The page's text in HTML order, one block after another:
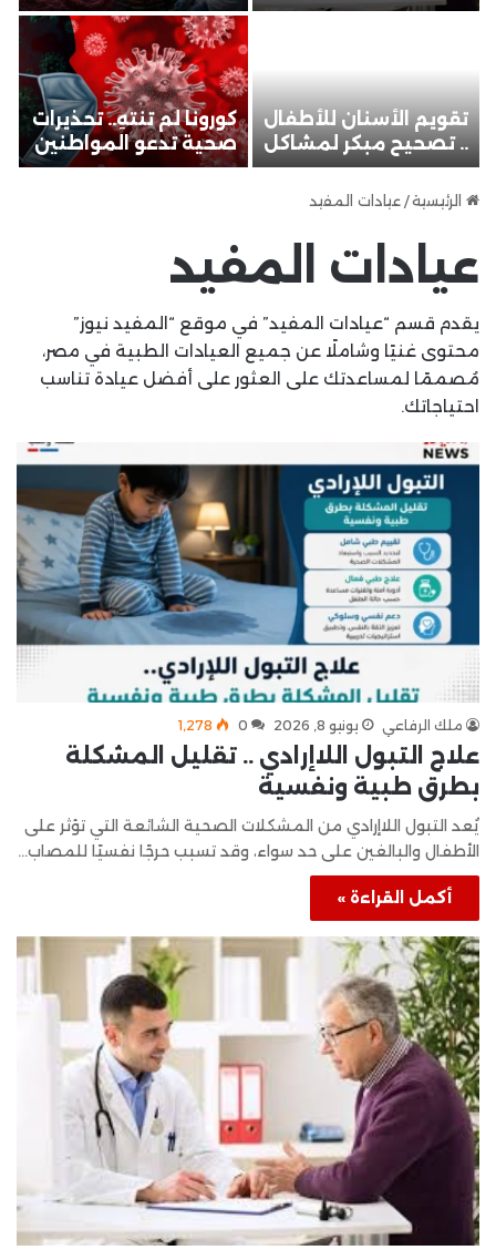
ينبغي تجاهلها
من المرض القاتل
تقويم الأسنان للأطفال
.. تصحيح مبكر لمشاكل
الفكين والأسنان بنتائج
أفضل
كورونا لم تنتهِ.. تحذيرات
صحية تدعو المواطنين
للانتباه مجددًا
الرئيسية/ عيادات المفيد
عيادات المفيد
يقدم قسم “عيادات المفيد” في موقع “المفيد نيوز”
محتوى غنيًا وشاملًا عن جميع العيادات الطبية في مصر،
مُصممًا لمساعدتك على العثور على أفضل عيادة تناسب
احتياجاتك.
ملك الرفاعي يونيو 8, 2026 0 1٬278
علاج التبول اللاإرادي .. تقليل المشكلة
بطرق طبية ونفسية
يُعد التبول اللاإرادي من المشكلات الصحية الشائعة التي تؤثر على
الأطفال والبالغين على حد سواء، وقد تسبب حرجًا نفسيًا للمصاب…
أكمل القراءة »